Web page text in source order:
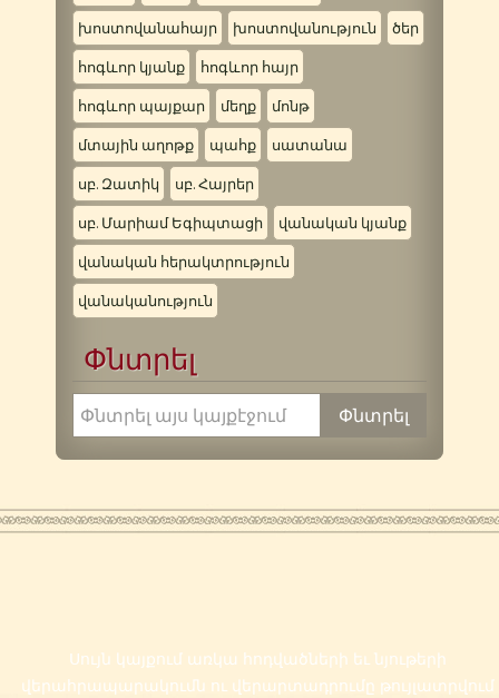
խոստովանահայր խոստովանություն ծեր
հոգևոր կյանք հոգևոր հայր
հոգևոր պայքար մեղք մոնթ
մտային աղոթք պահք սատանա
սբ. Զատիկ սբ. Հայրեր
սբ. Մարիամ Եգիպտացի վանական կյանք
վանական հերակտրություն
վանականություն
Փնտրել
Սույն կայքում առկա հոդվածների եւ նյութերի
վերահրապարակումն ու վերարտադրումը թույլատրվում